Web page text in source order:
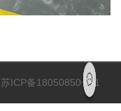
苏ICP备18050850号-1